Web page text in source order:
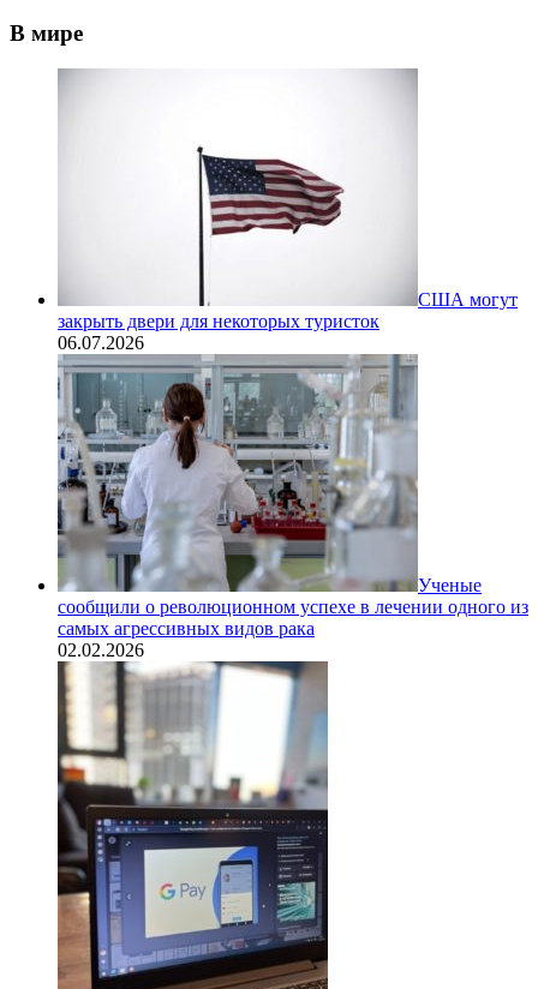
В мире
США могут
закрыть двери для некоторых туристок
06.07.2026
Ученые
сообщили о революционном успехе в лечении одного из
самых агрессивных видов рака
02.02.2026